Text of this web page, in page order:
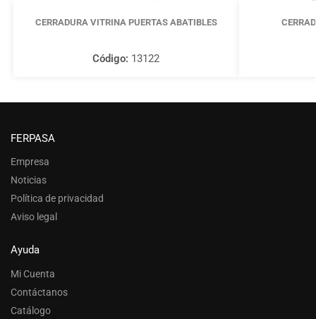
CERRADURA VITRINA PUERTAS ABATIBLES
Código: 13122
FERPASA
Empresa
Noticias
Política de privacidad
Aviso legal
Ayuda
Mi Cuenta
Contáctanos
Catálogo